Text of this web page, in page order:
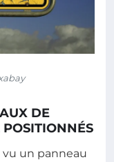
DE
POSITIONNÉS
vu un panneau